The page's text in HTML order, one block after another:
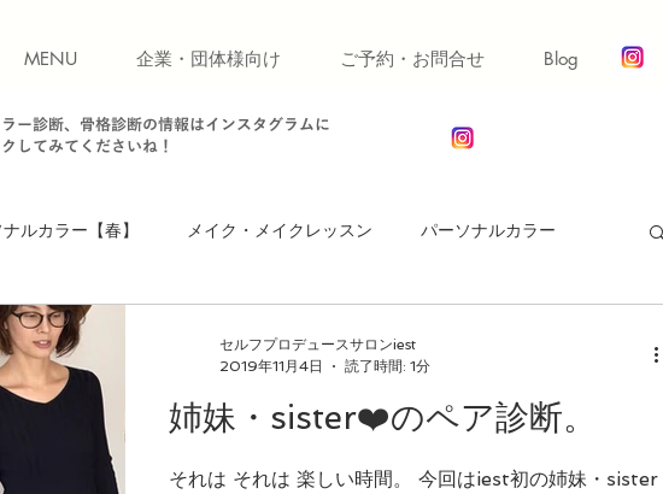
MENU 企業・団体様向け ご予約・お問合せ Blog
ー診断、骨格診断の情報はインスタグラムに
してみてくださいね！
ルカラー【春】 メイク・メイクレッスン パーソナルカラー
【ストレート】
お知らせ・キャンペーン ファッション 同行ショッピング
姉妹・sister❤️のペア診断。
それは それは 楽しい時間。 今回はiest初の姉妹・sister
セルフプロデュースサロンiest
2019年11月4日
読了時間: 1分